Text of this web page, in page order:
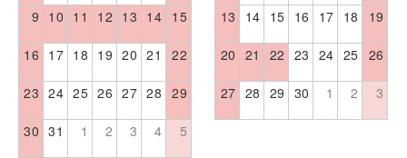
9 10 11 12 13 14 15
16 17 18 19 20 21 22
23 24 25 26 27 28 29
30 31 1 2 3 4 5
13 14 15 16 17 18 19
20 21 22 23 24 25 26
27 28 29 30 1 2 3